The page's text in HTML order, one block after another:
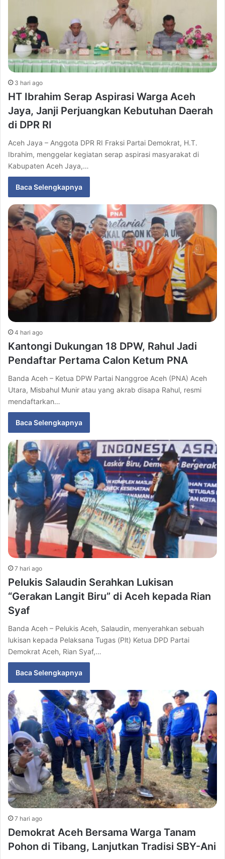
3 hari ago
HT Ibrahim Serap Aspirasi Warga Aceh
Jaya, Janji Perjuangkan Kebutuhan Daerah
di DPR RI
Aceh Jaya – Anggota DPR RI Fraksi Partai Demokrat, H.T.
Ibrahim, menggelar kegiatan serap aspirasi masyarakat di
Kabupaten Aceh Jaya,…
Baca Selengkapnya
4 hari ago
Kantongi Dukungan 18 DPW, Rahul Jadi
Pendaftar Pertama Calon Ketum PNA
Banda Aceh – Ketua DPW Partai Nanggroe Aceh (PNA) Aceh
Utara, Misbahul Munir atau yang akrab disapa Rahul, resmi
mendaftarkan…
Baca Selengkapnya
7 hari ago
Pelukis Salaudin Serahkan Lukisan
“Gerakan Langit Biru” di Aceh kepada Rian
Syaf
Banda Aceh – Pelukis Aceh, Salaudin, menyerahkan sebuah
lukisan kepada Pelaksana Tugas (Plt) Ketua DPD Partai
Demokrat Aceh, Rian Syaf,…
Baca Selengkapnya
7 hari ago
Demokrat Aceh Bersama Warga Tanam
Pohon di Tibang, Lanjutkan Tradisi SBY-Ani